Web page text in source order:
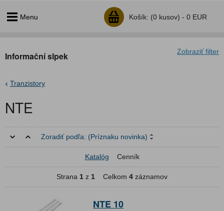
Menu Košík: (0 kusov) - 0 EUR
Zobraziť filter
Informační slpek
Tranzistory
NTE
Zoradiť podľa: (Príznaku novinka)
Katalóg Cenník
Strana 1 z 1 Celkom 4 záznamov
NTE 10